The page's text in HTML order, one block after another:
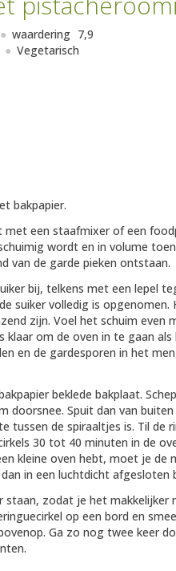
waardering 7,9
Vegetarisch
bakpapier.
een staafmixer of een
wordt en in volume
van de garde pieken ontstaan.
bij, telkens met een lepel
suiker volledig is
zijn. Voel het schuim even
om de oven in te gaan
en de gardesporen in het
beklede bakplaat.
Spuit dan van
tussen de spiraaltjes is. Til de
30 tot 40 minuten in de
kleine oven hebt, moet je de
in een luchtdicht afgesloten
zodat je het makkelijker
op een bord en
Ga zo nog twee keer